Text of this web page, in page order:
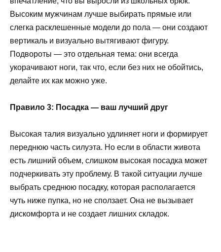
Высоким мужчинам лучше выбирать прямые или
слегка расклешенные модели до пола — они создают
вертикаль и визуально вытягивают фигуру.
Подвороты — это отдельная тема: они всегда
укорачивают ноги, так что, если без них не обойтись,
делайте их как можно уже.
Правило 3: Посадка — ваш лучший друг
Высокая талия визуально удлиняет ноги и формирует
переднюю часть силуэта. Но если в области живота
есть лишний объем, слишком высокая посадка может
подчеркивать эту проблему. В такой ситуации лучше
выбрать среднюю посадку, которая располагается
чуть ниже пупка, но не сползает. Она не вызывает
дискомфорта и не создает лишних складок.